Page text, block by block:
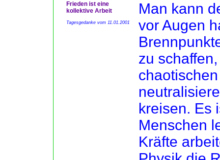
Frieden ist eine
kollektive Arbeit
Tagesgedanke vom 11.01.2001
Man kann
vor Augen
zu
kreisen. Es
Menschen
Kräfte